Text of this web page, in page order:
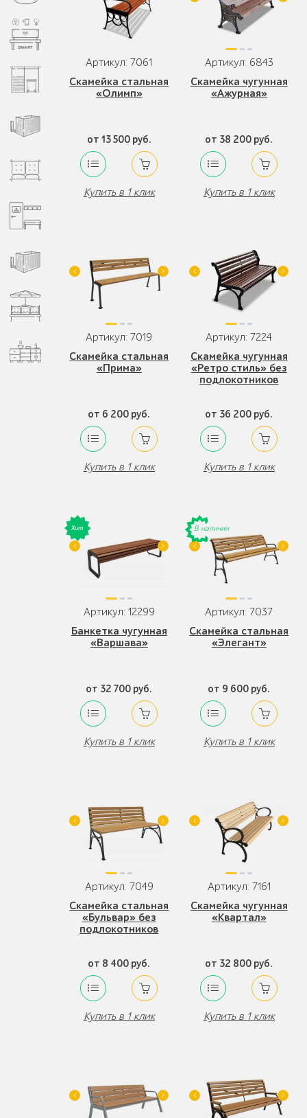
Артикул: 7061
Скамейка стальная
«Олимп»
от 13 500 руб.
Купить в 1 клик
Артикул: 6843
Скамейка чугунная
«Ажурная»
от 38 200 руб.
Купить в 1 клик
Артикул: 7019
Скамейка стальная
«Прима»
от 6 200 руб.
Купить в 1 клик
Артикул: 7224
Скамейка чугунная
«Ретро стиль» без
подлокотников
от 36 200 руб.
Купить в 1 клик
Артикул: 12299
Банкетка чугунная
«Варшава»
от 32 700 руб.
Купить в 1 клик
В наличии
Артикул: 7037
Скамейка стальная
«Элегант»
от 9 600 руб.
Купить в 1 клик
Артикул: 7049
Скамейка стальная
«Бульвар» без
подлокотников
от 8 400 руб.
Купить в 1 клик
Артикул: 7161
Скамейка чугунная
«Квартал»
от 32 800 руб.
Купить в 1 клик